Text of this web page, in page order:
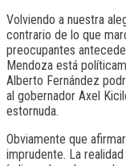
Volviendo a nuestra
contrario de lo que
preocupantes
Mendoza está
Alberto Fernández
al gobernador Axel
estornuda.
Obviamente que
imprudente. La